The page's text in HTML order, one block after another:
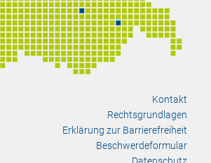
Kontakt
Rechtsgrundlagen
Erklärung zur Barrierefreiheit
Beschwerdeformular
Datenschutz